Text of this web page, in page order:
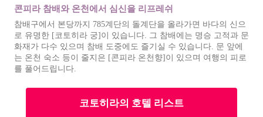
콘피라 참배와 온천에서 심신을 리프레쉬
참배구에서 본당까지 785계단의 돌계단을 올라가면 바다의 신으
로 유명한 [코토히라 궁]이 있습니다. 그 참배에는 명승 고적과 문
화재가 다수 있으며 참배 도중에도 즐기실 수 있습니다. 문 앞에
는 온천 숙소 등이 줄지은 [콘피라 온천향]이 있으며 여행의 피로
를 풀어드립니다.
코토히라의 호텔 리스트